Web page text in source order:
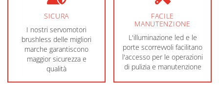
SICURA
I nostri servomotori
brushless delle migliori
marche garantiscono
maggior sicurezza e
qualità
FACILE
MANUTENZIONE
L'illuminazione led e le
porte scorrevvoli facilitano
l'accesso per le operazioni
di pulizia e manutenzione